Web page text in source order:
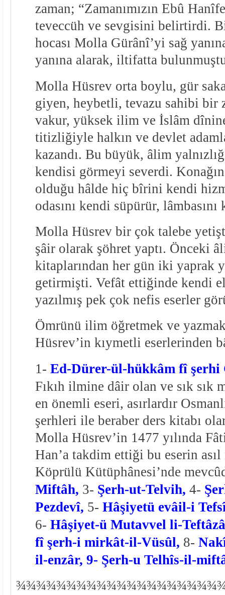
zaman; “Zamanımızın Ebû
teveccüh ve sevgisini belirtirdi.
hocası Molla Gürânî’yi sağ
yanına alarak, iltifatta
Molla Hüsrev orta boylu, gür
giyen, heybetli, tevazu sahibi bir
vakur, yüksek ilim ve İslâm
titizliğiyle halkın ve devlet
kazandı. Bu büyük, âlim
kendisi görmeyi severdi.
olduğu hâlde hiç bîrini kendi
odasını kendi süpürür,
Molla Hüsrev bir çok talebe
şâir olarak şöhret yaptı. Önceki
kitaplarından her gün iki yaprak
getirmişti. Vefât ettiğinde kendi
yazılmış pek çok nefis eserler
Ömrünü ilim öğretmek ve
Hüsrev’in kıymetli eserlerinden
1- Ed-Dürer-ül-hükkâm fî
Fıkıh ilmine dâir olan ve sık sık
en önemli eseri, asırlardır
şerhleri ile beraber ders kitabı
Molla Hüsrev’in 1477 yılında
Han’a takdim ettiği bu eserin asıl
Köprülü Kütüphânesi’nde
Miftâh, 3- Şerh-ut-Telvih, 4-
Pezdevî, 5- Hâşiyetü evâil-i
6- Hâşiyet-ü Mutavvel li-
fî şerh-i mirkât-il-Vüsûl, 8-
il-enzâr, 9- Şerh-u Telhîs-il-
¾¾